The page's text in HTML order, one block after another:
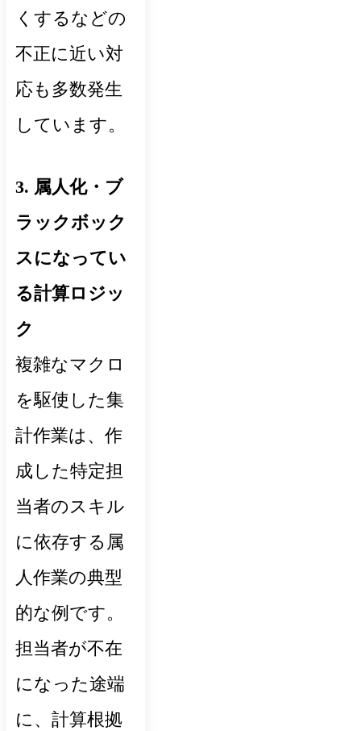
くするなどの
不正に近い対
応も多数発生
しています。
3. 属人化・ブ
ラックボック
スになってい
る計算ロジッ
ク
複雑なマクロ
を駆使した集
計作業は、作
成した特定担
当者のスキル
に依存する属
人作業の典型
的な例です。
担当者が不在
になった途端
に、計算根拠